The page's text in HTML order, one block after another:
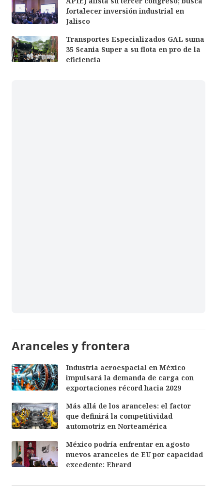
fortalecer inversión industrial en
Jalisco
Transportes Especializados GAL suma
35 Scania Super a su flota en pro de la
eficiencia
Aranceles y frontera
Industria aeroespacial en México
impulsará la demanda de carga con
exportaciones récord hacia 2029
Más allá de los aranceles: el factor
que definirá la competitividad
automotriz en Norteamérica
México podría enfrentar en agosto
nuevos aranceles de EU por capacidad
excedente: Ebrard